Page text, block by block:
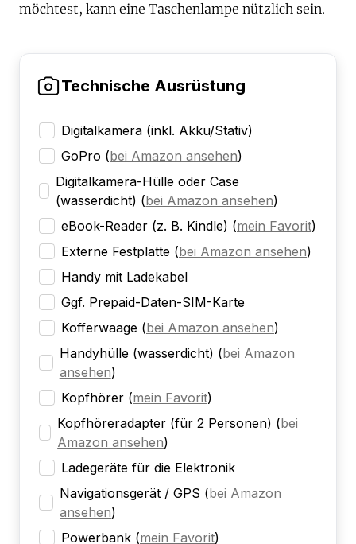
möchtest, kann eine Taschenlampe nützlich sein.
Technische Ausrüstung
Digitalkamera (inkl. Akku/Stativ)
GoPro (bei Amazon ansehen)
Digitalkamera-Hülle oder Case
(wasserdicht) (bei Amazon ansehen)
eBook-Reader (z. B. Kindle) (mein Favorit)
Externe Festplatte (bei Amazon ansehen)
Handy mit Ladekabel
Ggf. Prepaid-Daten-SIM-Karte
Kofferwaage (bei Amazon ansehen)
Handyhülle (wasserdicht) (bei Amazon
ansehen)
Kopfhörer (mein Favorit)
Kopfhöreradapter (für 2 Personen) (bei
Amazon ansehen)
Ladegeräte für die Elektronik
Navigationsgerät / GPS (bei Amazon
ansehen)
Powerbank (mein Favorit)